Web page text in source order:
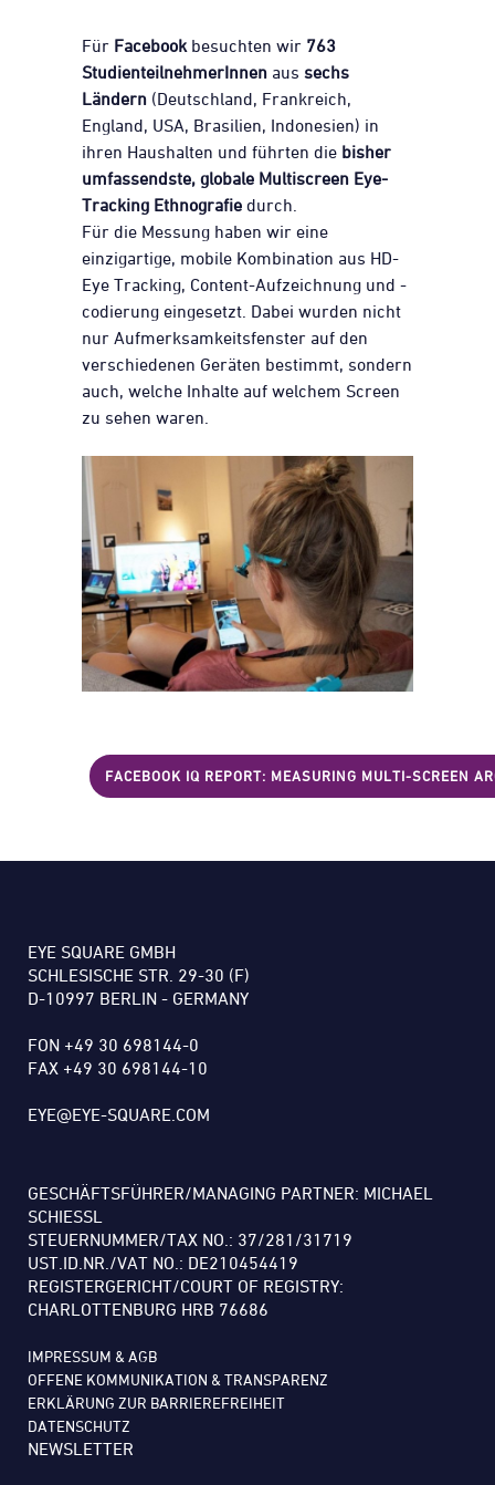
Für Facebook besuchten wir 763
StudienteilnehmerInnen aus sechs
Ländern (Deutschland, Frankreich,
England, USA, Brasilien, Indonesien) in
ihren Haushalten und führten die bisher
umfassendste, globale Multiscreen Eye-
Tracking Ethnografie durch.
Für die Messung haben wir eine
einzigartige, mobile Kombination aus HD-
Eye Tracking, Content-Aufzeichnung und -
codierung eingesetzt. Dabei wurden nicht
nur Aufmerksamkeitsfenster auf den
verschiedenen Geräten bestimmt, sondern
auch, welche Inhalte auf welchem Screen
zu sehen waren.
FACEBOOK IQ REPORT: MEASURING MULTI-SCREEN
EYE SQUARE GMBH
SCHLESISCHE STR. 29-30 (F)
D-10997 BERLIN - GERMANY
FON +49 30 698144-0
FAX +49 30 698144-10
EYE@EYE-SQUARE.COM
GESCHÄFTSFÜHRER/MANAGING PARTNER: MICHAEL
SCHIESSL
STEUERNUMMER/TAX NO.: 37/281/31719
UST.ID.NR./VAT NO.: DE210454419
REGISTERGERICHT/COURT OF REGISTRY:
CHARLOTTENBURG HRB 76686
IMPRESSUM & AGB
OFFENE KOMMUNIKATION & TRANSPARENZ
ERKLÄRUNG ZUR BARRIEREFREIHEIT
DATENSCHUTZ
NEWSLETTER